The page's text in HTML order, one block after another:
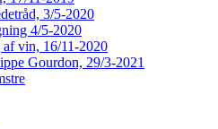
3/5-2020
4/5-2020
vin, 16/11-2020
Gourdon, 29/3-2021